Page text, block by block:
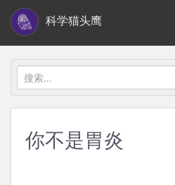
i
科学猫头鹰
搜
索：
你不是胃炎